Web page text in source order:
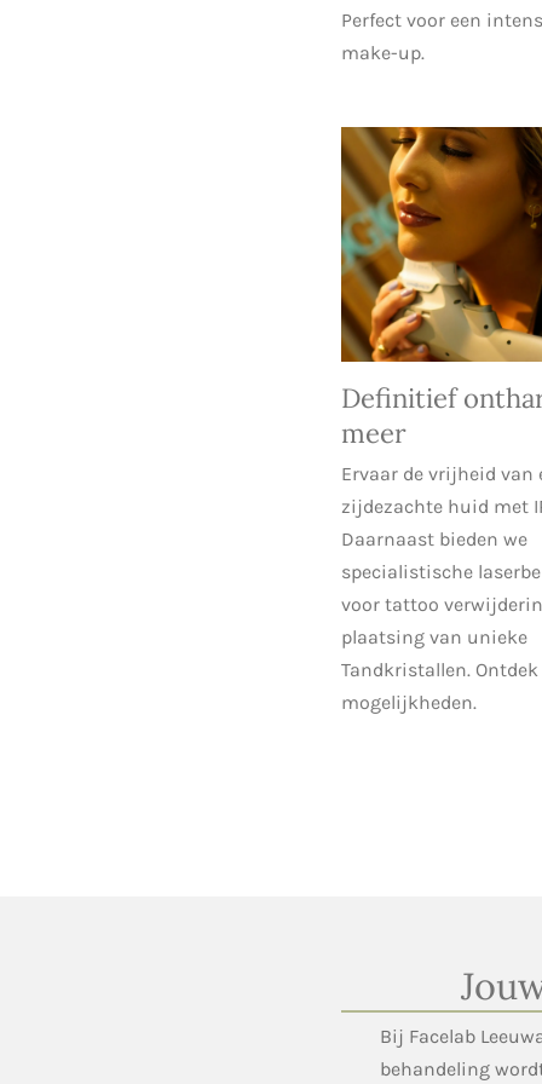
Perfect voor een
make-up.
Definitief
meer
Ervaar de vrijheid van
zijdezachte huid met
Daarnaast bieden we
specialistische
voor tattoo
plaatsing van unieke
Tandkristallen. Ontdek
mogelijkheden.
Bij Facelab
behandeling